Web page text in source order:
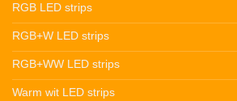
RGB LED strips
RGB+W LED strips
RGB+WW LED strips
Warm wit LED strips